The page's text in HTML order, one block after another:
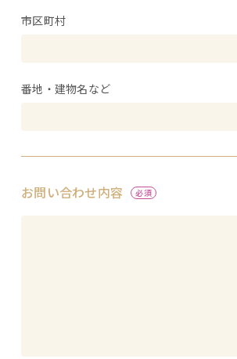
市区町村
番地・建物名など
お問い合わせ内容